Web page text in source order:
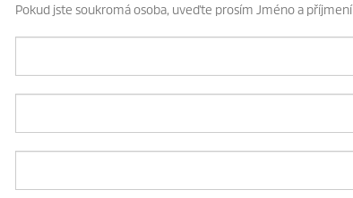
Pokud jste soukromá osoba, uveďte prosím Jméno a příjmení